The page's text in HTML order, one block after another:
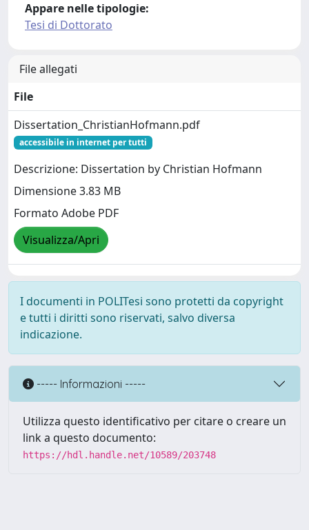
Appare nelle tipologie:
Tesi di Dottorato
File allegati
File
Dissertation_ChristianHofmann.pdf
accessibile in internet per tutti
Descrizione: Dissertation by Christian Hofmann
Dimensione 3.83 MB
Formato Adobe PDF
Visualizza/Apri
I documenti in POLITesi sono protetti da copyright
e tutti i diritti sono riservati, salvo diversa
indicazione.
----- Informazioni -----
Utilizza questo identificativo per citare o creare un
link a questo documento:
https://hdl.handle.net/10589/203748